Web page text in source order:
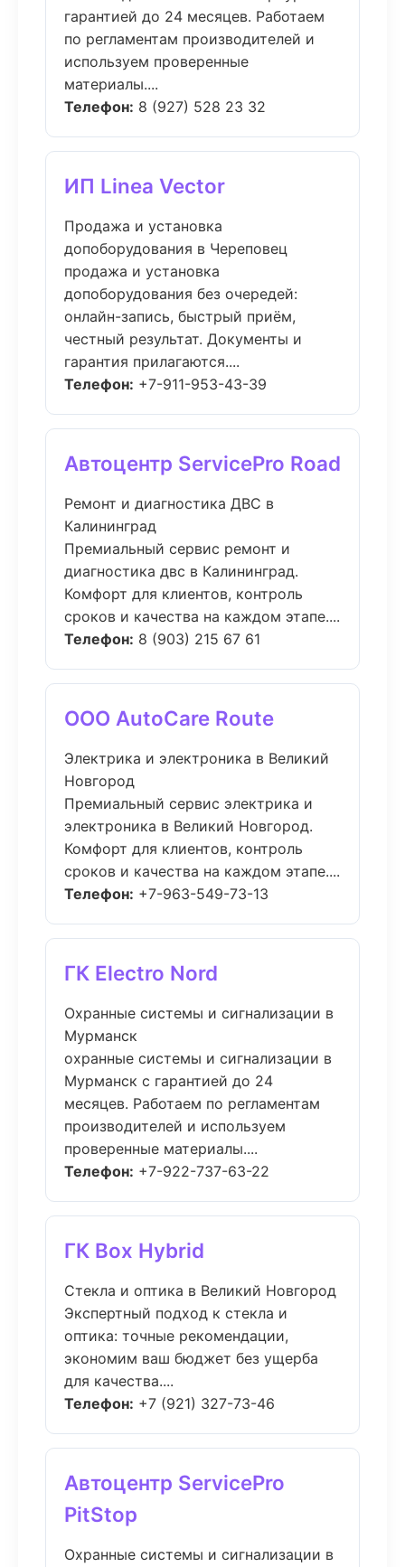
гарантией до 24 месяцев. Работаем
по регламентам производителей и
используем проверенные
материалы....
Телефон: 8 (927) 528 23 32
ИП Linea Vector
Продажа и установка
допоборудования в Череповец
продажа и установка
допоборудования без очередей:
онлайн-запись, быстрый приём,
честный результат. Документы и
гарантия прилагаются....
Телефон: +7-911-953-43-39
Автоцентр ServicePro Road
Ремонт и диагностика ДВС в
Калининград
Премиальный сервис ремонт и
диагностика двс в Калининград.
Комфорт для клиентов, контроль
сроков и качества на каждом этапе....
Телефон: 8 (903) 215 67 61
ООО AutoCare Route
Электрика и электроника в Великий
Новгород
Премиальный сервис электрика и
электроника в Великий Новгород.
Комфорт для клиентов, контроль
сроков и качества на каждом этапе....
Телефон: +7-963-549-73-13
ГК Electro Nord
Охранные системы и сигнализации в
Мурманск
охранные системы и сигнализации в
Мурманск с гарантией до 24
месяцев. Работаем по регламентам
производителей и используем
проверенные материалы....
Телефон: +7-922-737-63-22
ГК Box Hybrid
Стекла и оптика в Великий Новгород
Экспертный подход к стекла и
оптика: точные рекомендации,
экономим ваш бюджет без ущерба
для качества....
Телефон: +7 (921) 327-73-46
Автоцентр ServicePro
PitStop
Охранные системы и сигнализации в